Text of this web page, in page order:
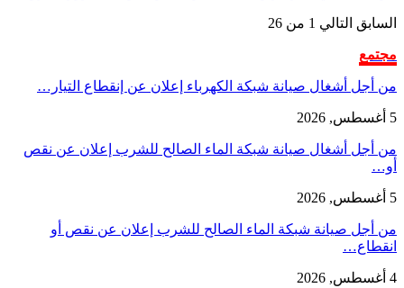
السابق التالي 1 من 26
مجتمع
من أجل أشغال صيانة شبكة الكهرباء إعلان عن إنقطاع التيار…
5 أغسطس, 2026
من أجل أشغال صيانة شبكة الماء الصالح للشرب إعلان عن نقص
أو…
5 أغسطس, 2026
من أجل صيانة شبكة الماء الصالح للشرب إعلان عن نقص أو
انقطاع…
4 أغسطس, 2026